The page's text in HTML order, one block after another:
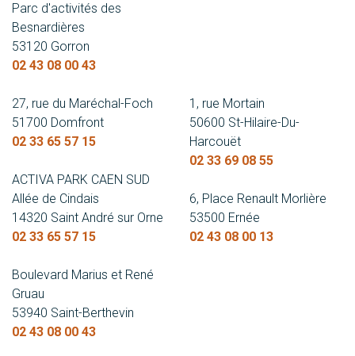
Parc d'activités des
Besnardières
53120 Gorron
02 43 08 00 43
27, rue du Maréchal-Foch
51700 Domfront
02 33 65 57 15
ACTIVA PARK CAEN SUD
Allée de Cindais
14320 Saint André sur Orne
02 33 65 57 15
Boulevard Marius et René
Gruau
53940 Saint-Berthevin
02 43 08 00 43
1, rue Mortain
50600 St-Hilaire-Du-
Harcouët
02 33 69 08 55
6, Place Renault Morlière
53500 Ernée
02 43 08 00 13